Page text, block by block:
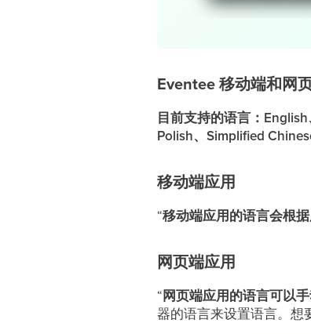
Eventee 移动端和网
目前支持的语言：
Polish、Simplified
移动端应用
“移动端应用的语言会根
网页端应用
“网页端应用的语言可以
器的语言来设置语言。想